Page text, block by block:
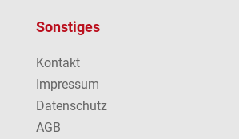
Sonstiges
Kontakt
Impressum
Datenschutz
AGB